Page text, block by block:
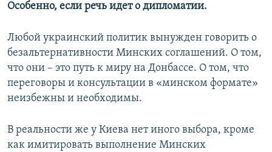
Особенно, если речь идет о дипломатии.
Любой украинский политик вынужден говорить о
безальтернативности Минских соглашений. О том,
что они – это путь к миру на Донбассе. О том, что
переговоры и консультации в «минском формате»
неизбежны и необходимы.
В реальности же у Киева нет иного выбора, кроме
как имитировать выполнение Минских